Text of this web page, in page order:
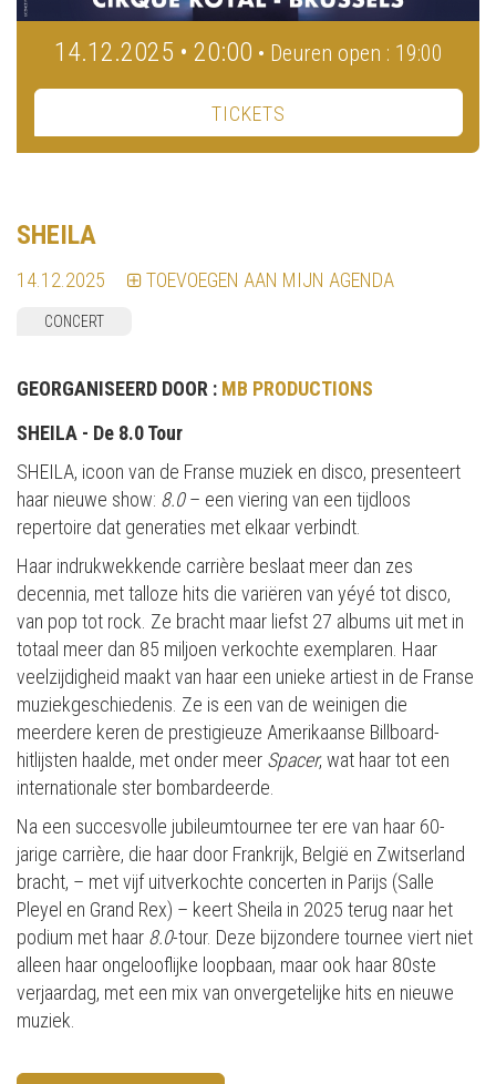
14.12.2025 • 20:00 • Deuren open : 19:00
TICKETS
SHEILA
14.12.2025 TOEVOEGEN AAN MIJN AGENDA
CONCERT
GEORGANISEERD DOOR : MB PRODUCTIONS
SHEILA - De 8.0 Tour
SHEILA, icoon van de Franse muziek en disco, presenteert
haar nieuwe show: 8.0– een viering van een tijdloos
repertoire dat generaties met elkaar verbindt.
Haar indrukwekkende carrière beslaat meer dan zes
decennia, met talloze hits die variëren van yéyé tot disco,
van pop tot rock. Ze bracht maar liefst 27 albums uit met in
totaal meer dan 85 miljoen verkochte exemplaren. Haar
veelzijdigheid maakt van haar een unieke artiest in de Franse
muziekgeschiedenis. Ze is een van de weinigen die
meerdere keren de prestigieuze Amerikaanse Billboard-
hitlijsten haalde, met onder meer Spacer, wat haar tot een
internationale ster bombardeerde.
Na een succesvolle jubileumtournee ter ere van haar 60-
jarige carrière, die haar door Frankrijk, België en Zwitserland
bracht, – met vijf uitverkochte concerten in Parijs (Salle
Pleyel en Grand Rex) – keert Sheila in 2025 terug naar het
podium met haar 8.0-tour. Deze bijzondere tournee viert niet
alleen haar ongelooflijke loopbaan, maar ook haar 80ste
verjaardag, met een mix van onvergetelijke hits en nieuwe
muziek.